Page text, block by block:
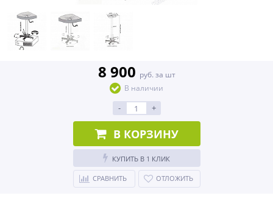
8 900 руб. за шт
В наличии
- +
В КОРЗИНУ
КУПИТЬ В 1 КЛИК
СРАВНИТЬ ОТЛОЖИТЬ